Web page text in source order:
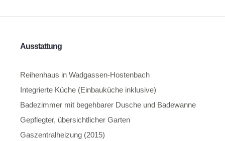
Ausstattung
Reihenhaus in Wadgassen-Hostenbach
Integrierte Küche (Einbauküche inklusive)
Badezimmer mit begehbarer Dusche und Badewanne
Gepflegter, übersichtlicher Garten
Gaszentralheizung (2015)